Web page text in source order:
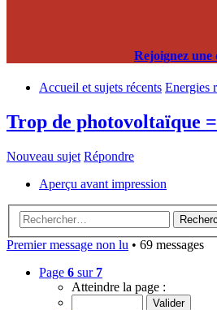
Rejoignez une
Accueil et sujets récents Energies
Trop de photovoltaïque
Nouveau sujet Répondre
Aperçu avant impression
Premier message non lu • 69 messages
Page 6 sur 7
Atteindre la page :